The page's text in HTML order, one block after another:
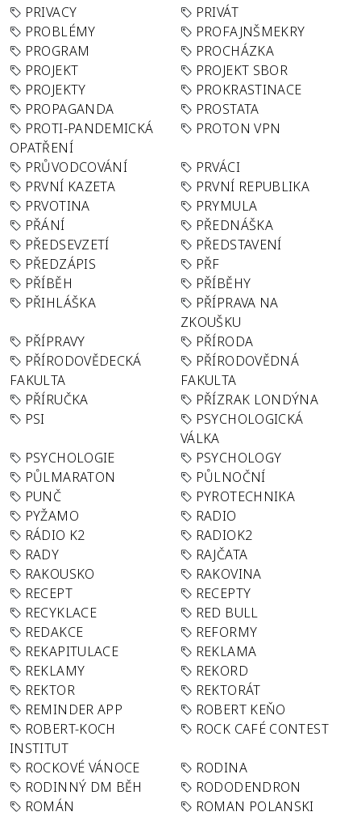
PRIVACY
PRIVÁT
PROBLÉMY
PROFAJNŠMEKRY
PROGRAM
PROCHÁZKA
PROJEKT
PROJEKT SBOR
PROJEKTY
PROKRASTINACE
PROPAGANDA
PROSTATA
PROTI-PANDEMICKÁ
OPATŘENÍ
PROTON VPN
PRŮVODCOVÁNÍ
PRVÁCI
PRVNÍ KAZETA
PRVNÍ REPUBLIKA
PRVOTINA
PRYMULA
PŘÁNÍ
PŘEDNÁŠKA
PŘEDSEVZETÍ
PŘEDSTAVENÍ
PŘEDZÁPIS
PŘF
PŘÍBĚH
PŘÍBĚHY
PŘIHLÁŠKA
PŘÍPRAVA NA
ZKOUŠKU
PŘÍPRAVY
PŘÍRODA
PŘÍRODOVĚDECKÁ
FAKULTA
PŘÍRODOVĚDNÁ
FAKULTA
PŘÍRUČKA
PŘÍZRAK LONDÝNA
PSI
PSYCHOLOGICKÁ
VÁLKA
PSYCHOLOGIE
PSYCHOLOGY
PŮLMARATON
PŮLNOČNÍ
PUNČ
PYROTECHNIKA
PYŽAMO
RADIO
RÁDIO K2
RADIOK2
RADY
RAJČATA
RAKOUSKO
RAKOVINA
RECEPT
RECEPTY
RECYKLACE
RED BULL
REDAKCE
REFORMY
REKAPITULACE
REKLAMA
REKLAMY
REKORD
REKTOR
REKTORÁT
REMINDER APP
ROBERT KEŇO
ROBERT-KOCH
INSTITUT
ROCK CAFÉ CONTEST
ROCKOVÉ VÁNOCE
RODINA
RODINNÝ DM BĚH
RODODENDRON
ROMÁN
ROMAN POLANSKI